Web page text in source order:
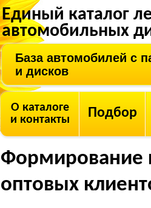
Единый каталог
автомобильных
База автомобилей с
и дисков
О каталоге
и контакты
Подбор
Формирование
оптовых